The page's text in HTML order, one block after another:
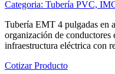
Categoria: Tubería PVC,
Tubería EMT 4 pulgadas en
organización de conductores
infraestructura eléctrica con
Cotizar Producto